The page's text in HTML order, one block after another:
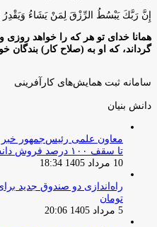
إِنَّ رَبَّكَ يَبْسُطُ الرِّزْقَ لِمَنْ يَشَاءُ وَيَقْدِرُ
همانا خدای تو هر که را خواهد
گرداند، که او به (صلاح کار) بندگان
سامانه ثبت همایش‌های کارآفرینی
دانش‌ بنیان‌
معاون علمی رئیس‌جمهور خبر
تا سقف ۱۰۰ درصد فروش دانش‌بنیان‌ها
10 مرداد 1405 18:34
راه‌اندازی دو صندوق جدید
تومان
5 مرداد 1405 20:06